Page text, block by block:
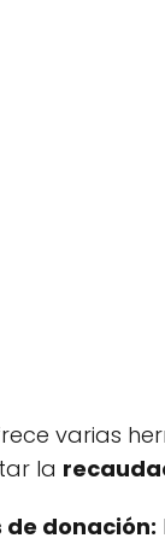
varias
la
de donación: